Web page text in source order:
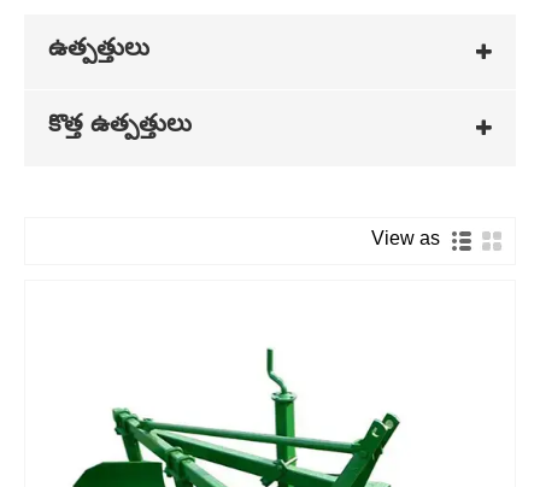
ఉత్పత్తులు
కొత్త ఉత్పత్తులు
View as